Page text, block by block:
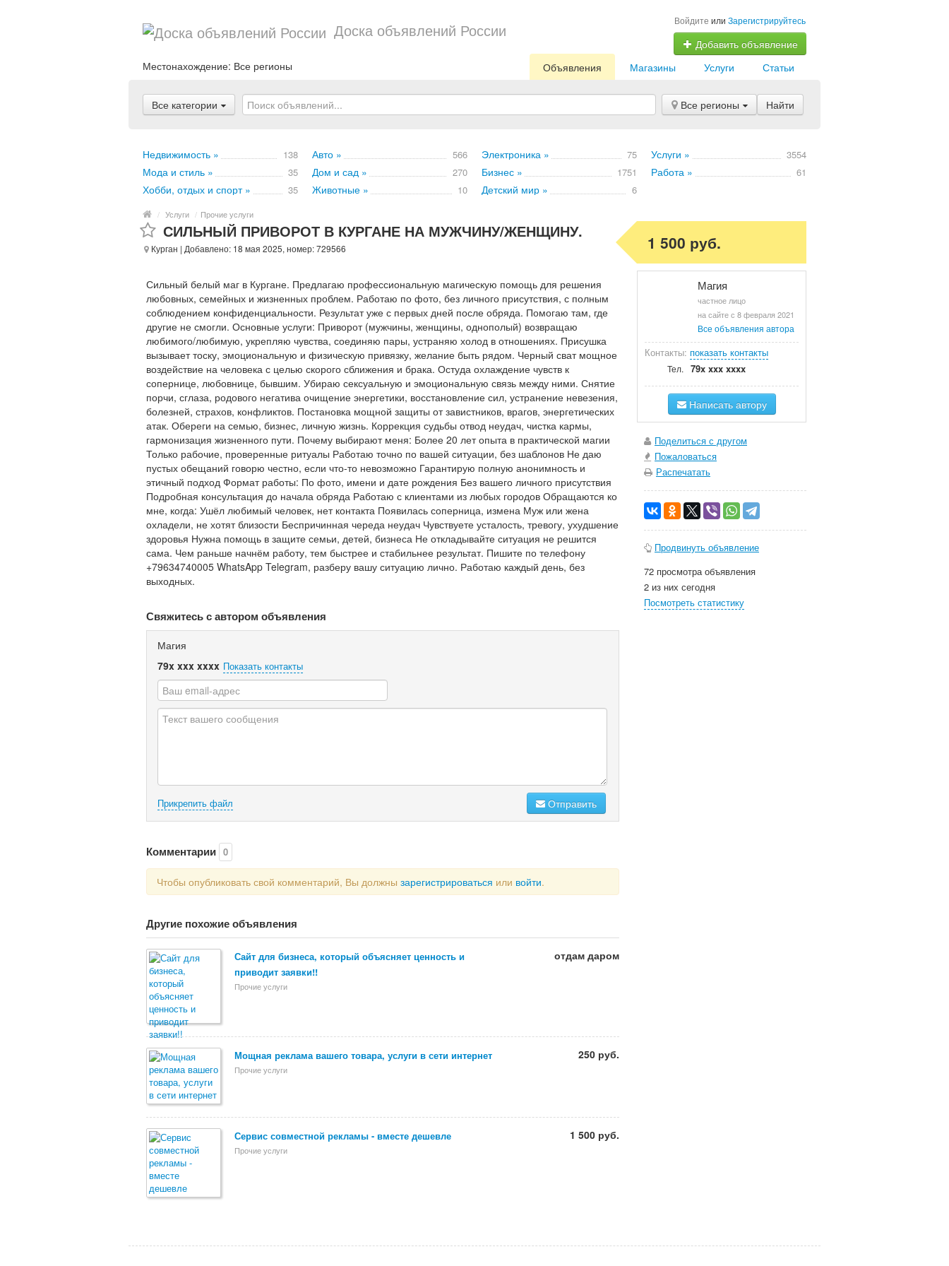
Доска объявлений России Войдите или Зарегистрируйтесь
Добавить объявление
Местонахождение: Все регионы Статьи
Услуги
Магазины
Объявления
Все категории Все регионы Найти
Недвижимость » 138 Авто » 566 Электроника » 75 Услуги » 3554
Мода и стиль » 35 Дом и сад » 270 Бизнес » 1751 Работа » 61
Хобби, отдых и спорт » 35 Животные » 10 Детский мир » 6
/ Услуги / Прочие услуги
СИЛЬНЫЙ ПРИВОРОТ В КУРГАНЕ НА МУЖЧИНУ/ЖЕНЩИНУ.
Курган | Добавлено: 18 мая 2025, номер: 729566
Сильный белый маг в Кургане. Предлагаю профессиональную магическую помощь для решения
любовных, семейных и жизненных проблем. Работаю по фото, без личного присутствия, с полным
соблюдением конфиденциальности. Результат уже с первых дней после обряда. Помогаю там, где
другие не смогли. Основные услуги: Приворот (мужчины, женщины, однополый) возвращаю
любимого/любимую, укрепляю чувства, соединяю пары, устраняю холод в отношениях. Присушка
вызывает тоску, эмоциональную и физическую привязку, желание быть рядом. Черный сват мощное
воздействие на человека с целью скорого сближения и брака. Остуда охлаждение чувств к
сопернице, любовнице, бывшим. Убираю сексуальную и эмоциональную связь между ними. Снятие
порчи, сглаза, родового негатива очищение энергетики, восстановление сил, устранение невезения,
болезней, страхов, конфликтов. Постановка мощной защиты от завистников, врагов, энергетических
атак. Обереги на семью, бизнес, личную жизнь. Коррекция судьбы отвод неудач, чистка кармы,
гармонизация жизненного пути. Почему выбирают меня: Более 20 лет опыта в практической магии
Только рабочие, проверенные ритуалы Работаю точно по вашей ситуации, без шаблонов Не даю
пустых обещаний говорю честно, если что-то невозможно Гарантирую полную анонимность и
этичный подход Формат работы: По фото, имени и дате рождения Без вашего личного присутствия
Подробная консультация до начала обряда Работаю с клиентами из любых городов Обращаются ко
мне, когда: Ушёл любимый человек, нет контакта Появилась соперница, измена Муж или жена
охладели, не хотят близости Беспричинная череда неудач Чувствуете усталость, тревогу, ухудшение
здоровья Нужна помощь в защите семьи, детей, бизнеса Не откладывайте ситуация не решится
сама. Чем раньше начнём работу, тем быстрее и стабильнее результат. Пишите по телефону
+79634740005 WhatsApp Telegram, разберу вашу ситуацию лично. Работаю каждый день, без
выходных.
Свяжитесь с автором объявления
Магия
79x xxx xxxx Показать контакты
Прикрепить файл Отправить
Комментарии 0
Чтобы опубликовать свой комментарий, Вы должны зарегистрироваться или войти.
Другие похожие объявления
Сайт для бизнеса, который объясняет ценность и
приводит заявки!!
Прочие услуги
отдам даром
Мощная реклама вашего товара, услуги в сети интернет
Прочие услуги
250 руб.
Сервис совместной рекламы - вместе дешевле
Прочие услуги
1 500 руб.
1 500 руб.
Магия
частное лицо
на сайте с 8 февраля 2021
Все объявления автора
Контакты: показать контакты
Тел. 79x xxx xxxx
Написать автору
Поделиться с другом
Пожаловаться
Распечатать
Продвинуть объявление
72 просмотра объявления
2 из них сегодня
Посмотреть статистику